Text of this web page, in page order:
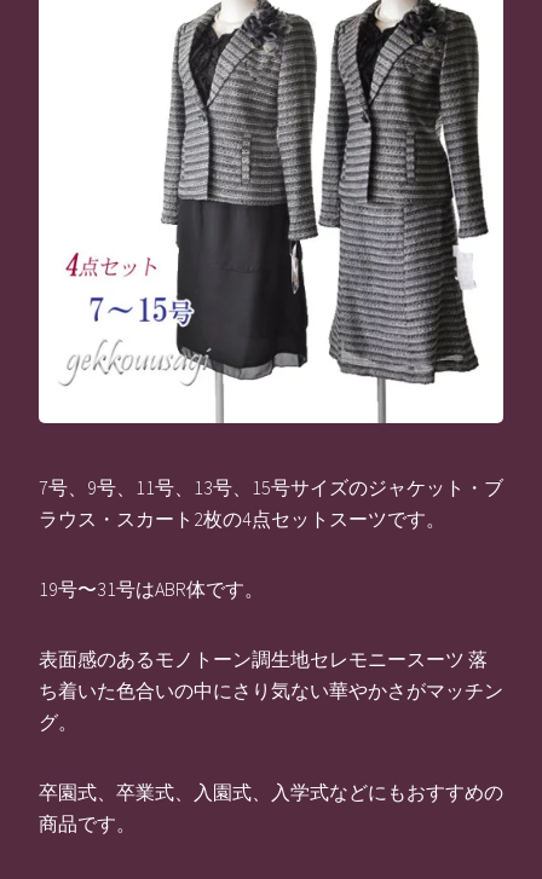
7号、9号、11号、13号、15号サイズのジャケット・ブ
ラウス・スカート2枚の4点セットスーツです。
19号〜31号はABR体です。
表面感のあるモノトーン調生地セレモニースーツ 落
ち着いた色合いの中にさり気ない華やかさがマッチン
グ。
卒園式、卒業式、入園式、入学式などにもおすすめの
商品です。